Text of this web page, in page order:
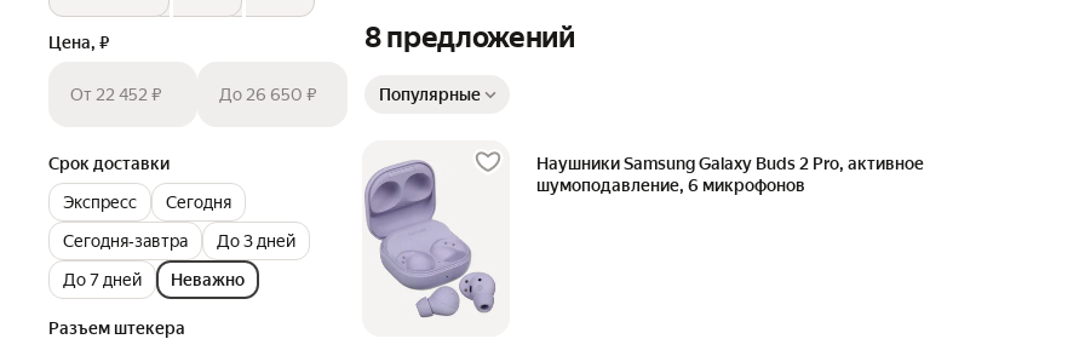
Цена, ₽
От 22 452 ₽ До 26 650 ₽
Срок доставки
Экспресс
Сегодня
Сегодня‐завтра
До 3 дней
До 7 дней
Неважно
Разъем штекера
8 предложений
Популярные
Наушники Samsung Galaxy Buds 2 Pro, активное
шумоподавление, 6 микрофонов